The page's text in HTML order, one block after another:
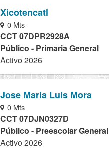
Xicotencatl
0 Mts
CCT 07DPR2928A
Público - Primaria General
Activo 2026
Jose Maria Luis Mora
0 Mts
CCT 07DJN0327D
Público - Preescolar General
Activo 2026